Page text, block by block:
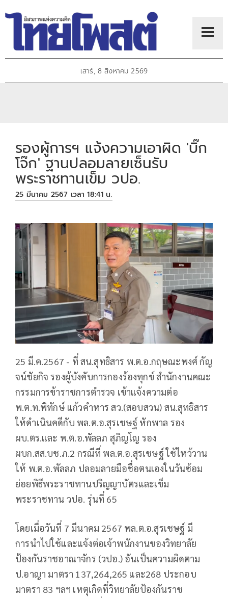
เสาร์, 8 สิงหาคม 2569
รองผู้การฯ แจ้งความเอาผิด 'บิ๊ก
โจ๊ก' ฐานปลอมลายเซ็นรับ
พระราชทานเข็ม วปอ.
25 มีนาคม 2567 เวลา 18:41 น.
25 มี.ค.2567 - ที่ สน.สุทธิสาร พ.ต.อ.กฤษณะพงศ์ กัญ
จน์ชัยกิจ รองผู้บังคับการกองร้องทุกข์ สำนักงานคณะ
กรรมการข้าราชการตำรวจ เข้าแจ้งความต่อ
พ.ต.ท.พิทักษ์ แก้วคำหาร สว.(สอบสวน) สน.สุทธิสาร
ให้ดำเนินคดีกับ พล.ต.อ.สุรเชษฐ์ หักพาล รอง
ผบ.ตร.และ พ.ต.อ.พัลลภ สุภิญโญ รอง
ผบก.สส.บช.ภ.2 กรณีที่ พล.ต.อ.สุรเชษฐ์ ใช้ไหว้วาน
ให้ พ.ต.อ.พัลลภ ปลอมลายมือชื่อตนเองในวันซ้อม
ย่อยพิธีพระราชทานปริญญาบัตรและเข็ม
พระราชทาน วปอ. รุ่นที่ 65
โดยเมื่อวันที่ 7 มีนาคม 2567 พล.ต.อ.สุรเชษฐ์ มี
การนำไปใช้และแจ้งต่อเจ้าพนักงานของวิทยาลัย
ป้องกันราชอาณาจักร (วปอ.) อันเป็นความผิดตาม
ป.อาญา มาตรา 137,264,265 และ268 ประกอบ
มาตรา 83 ฯลฯ เหตุเกิดที่วิทยาลัยป้องกันราช